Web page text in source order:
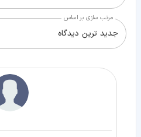
مرتب سازی بر اساس
جدید ترین دیدگاه